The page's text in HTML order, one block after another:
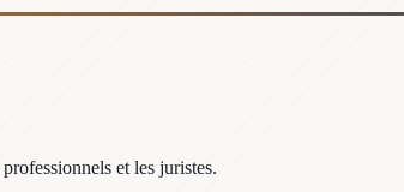
et les juristes.